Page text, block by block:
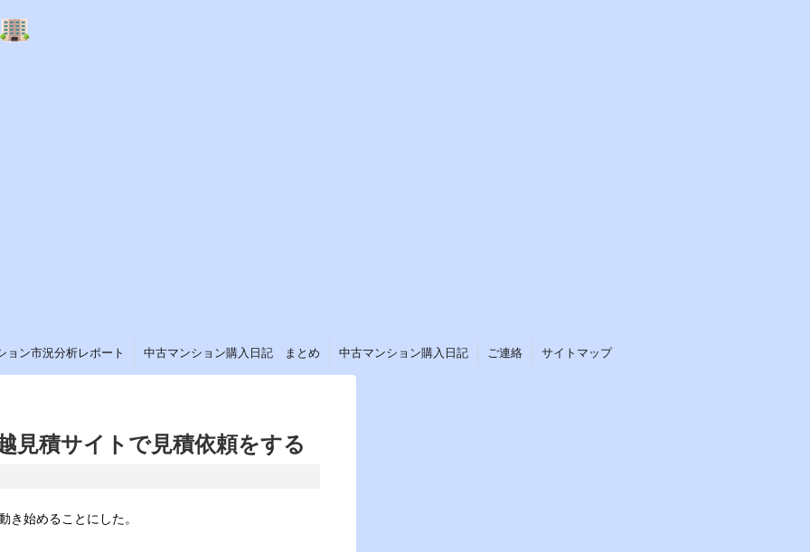
ョン市況分析レポート 中古マンション購入日記 まとめ 中古マンション購入日記 ご連絡 サイトマップ
見積サイトで見積依頼をする
き始めることにした。